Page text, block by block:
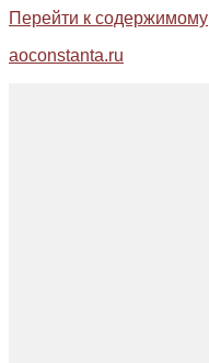
Перейти к содержимому
aoconstanta.ru